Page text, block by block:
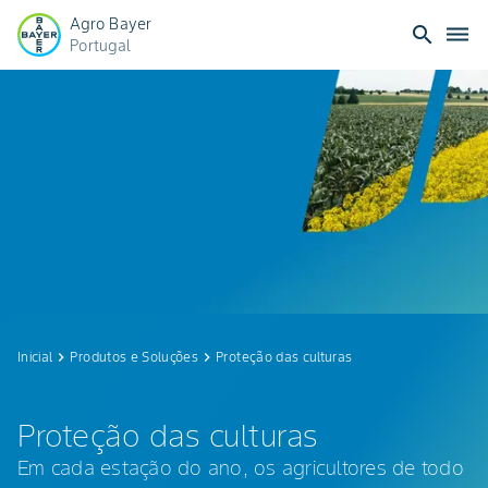
Agro Bayer
Portugal
search dehaze
Inicial keyboard_arrow_right Produtos e Soluções keyboard_arrow_right Proteção das culturas
Proteção das culturas
Em cada estação do ano, os agricultores de todo